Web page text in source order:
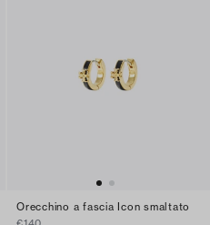
Orecchino a fascia Icon smaltato